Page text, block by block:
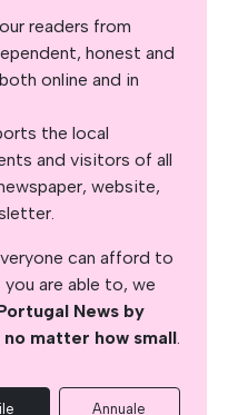
readers from
honest and
online and in
the local
and visitors of all
website,
can afford to
are able to, we
News by
matter how small.
Annuale